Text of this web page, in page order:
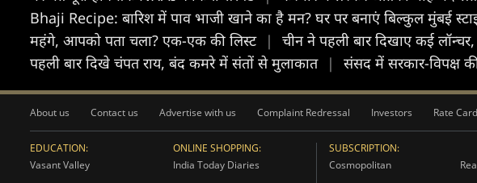
Bhaji Recipe: बारिश में पाव भाजी खाने का है मन? घर पर बनाएं बिल्कुल मुंबई
महंगे, आपको पता चला? एक-एक की लिस्ट | चीन ने पहली बार दिखाए कई
पहली बार दिखे चंपत राय, बंद कमरे में संतों से मुलाकात | संसद में सरकार-विपक्ष
About us Contact us Advertise with us Complaint Redressal Investors Rate Card
EDUCATION:
Vasant Valley
ONLINE SHOPPING:
India Today Diaries
SUBSCRIPTION:
Cosmopolitan